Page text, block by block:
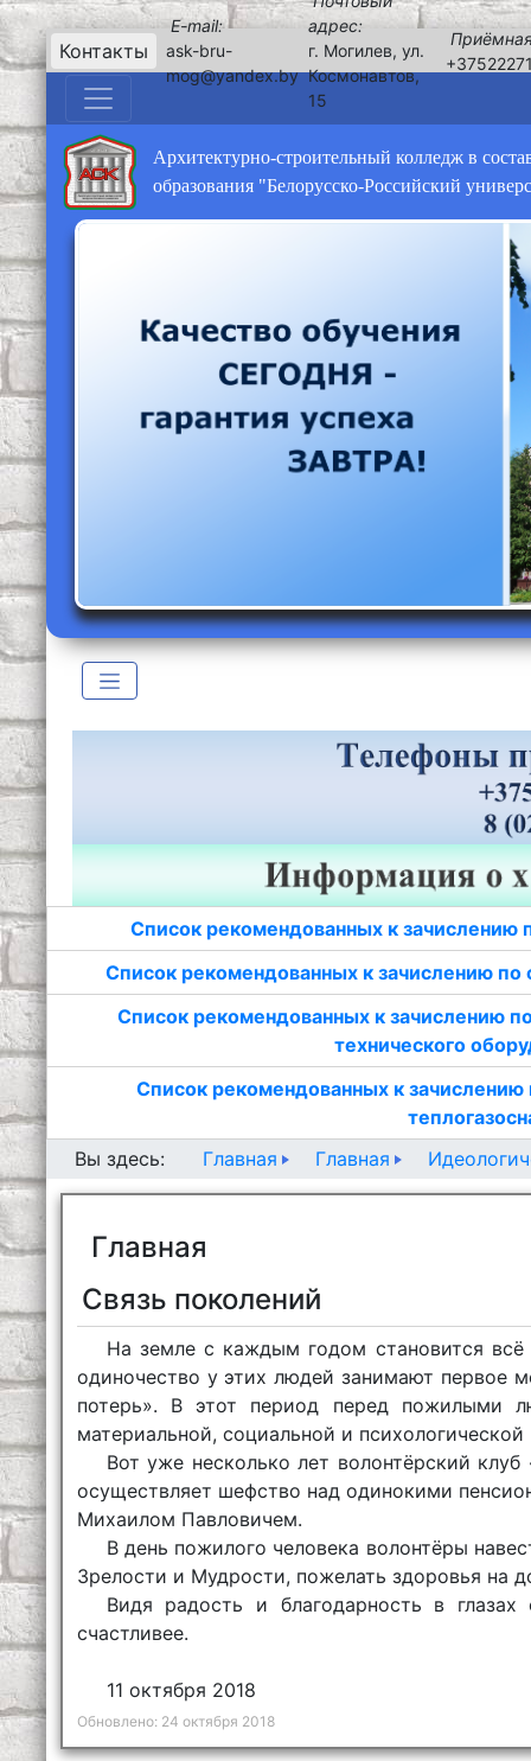
Контакты
E-mail:
ask-bru-
mog@yandex.by
адрес:
г. Могилев, ул.
Космонавтов,
15
Архитектурно-строительный колледж в
образования "Белорусско-Российский
Список рекомендованных к зачислению
Список рекомендованных к зачислению
Список рекомендованных к зачислению
технического
Список рекомендованных к
Вы здесь:
Главная Главная
Главная
Связь поколений
На земле с каждым годом становится
одиночество у этих людей занимают первое
потерь». В этот период перед пожилыми
материальной, социальной и
Вот уже несколько лет волонтёрский
осуществляет шефство над одинокими
Михаилом Павловичем.
В день пожилого человека волонтёры
Зрелости и Мудрости, пожелать здоровья на
Видя радость и благодарность в
счастливее.
11 октября 2018
Обновлено: 24 октября 2018